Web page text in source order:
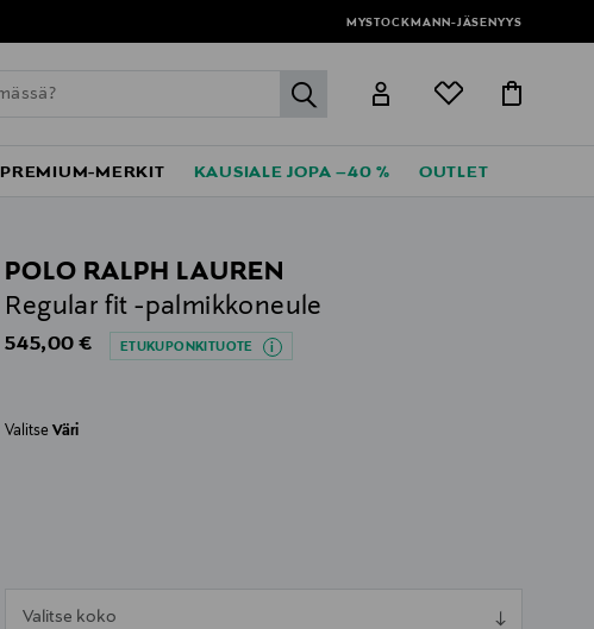
MYSTOCKMANN-JÄSENYYS
label.header.go
PREMIUM-MERKIT KAUSIALE JOPA –40 % OUTLET
POLO RALPH LAUREN
Regular fit -palmikkoneule
Original Price
545,00 € ETUKUPONKITUOTE
ValitseVäri
Valitse koko